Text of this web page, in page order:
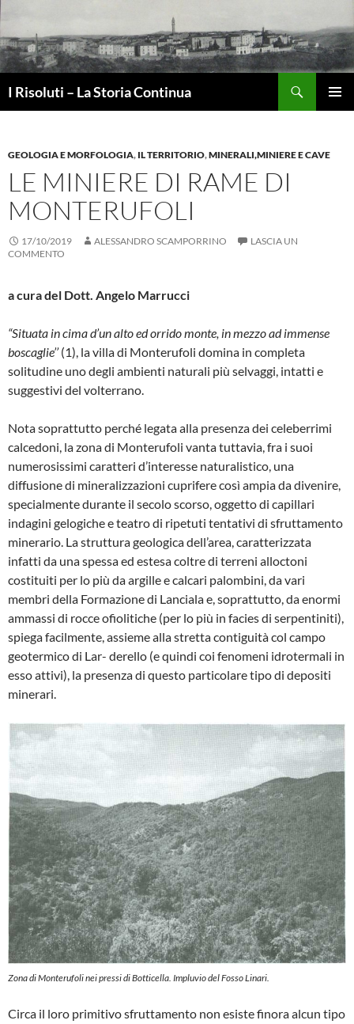
Vai
contenuto
I Risoluti – La Storia Continua
GEOLOGIA E MORFOLOGIA, IL TERRITORIO,MINERALI,MINIERE E CAVE
LE MINIERE DI RAME DI
MONTERUFOLI
17/10/2019 ALESSANDRO SCAMPORRINO
LASCIA UN
COMMENTO
a cura del Dott. Angelo Marrucci
“Situata in cima d’un alto ed orrido monte, in mezzo ad immense
boscaglie’’(1), la villa di Monterufoli domina in completa
solitudine uno degli ambienti naturali più selvaggi, intat­ti e
suggestivi del volterrano.
Nota soprattutto perché legata alla presenza dei celeberrimi
calcedoni, la zona di Monteru­foli vanta tuttavia, fra i suoi
numerosissimi ca­ratteri d’interesse naturalistico, una
diffusione di mineralizzazioni cuprifere così ampia da di­venire,
specialmente durante il secolo scorso, oggetto di capillari
indagini gelogiche e teatro di ripetuti tentativi di sfruttamento
minerario. La struttura geologica dell’area, caratterizza­ta
infatti da una spessa ed estesa coltre di ter­reni alloctoni
costituiti per lo più da argille e calcari palombini, da vari
membri della Forma­zione di Lanciala e, soprattutto, da enormi
am­massi di rocce ofiolitiche (per lo più in facies di serpentiniti),
spiega facilmente, assieme alla stretta contiguità col campo
geotermico di Lar- derello (e quindi coi fenomeni idrotermali in
es­so attivi), la presenza di questo particolare ti­po di depositi
minerari.
Zona di Monterufoli nei pressi di Botticella. Impluvio del Fosso Linari.
Circa il loro primitivo sfruttamento non esiste finora alcun tipo